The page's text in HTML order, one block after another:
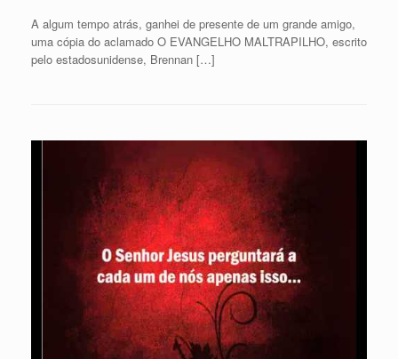
A algum tempo atrás, ganhei de presente de um grande amigo,
uma cópia do aclamado O EVANGELHO MALTRAPILHO, escrito
pelo estadosunidense, Brennan […]